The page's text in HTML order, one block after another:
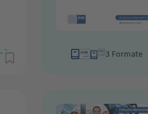
3 Formate